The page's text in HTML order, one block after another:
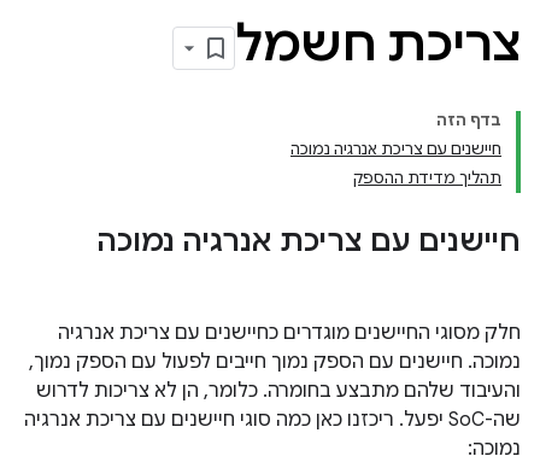
צריכת חשמל
בדף הזה
חיישנים עם צריכת אנרגיה נמוכה
תהליך מדידת ההספק
חיישנים עם צריכת אנרגיה נמוכה
חלק מסוגי החיישנים מוגדרים כחיישנים עם צריכת אנרגיה
נמוכה. חיישנים עם הספק נמוך חייבים לפעול עם הספק נמוך,
והעיבוד שלהם מתבצע בחומרה. כלומר, הן לא צריכות לדרוש
שה-SoC יפעל. ריכזנו כאן כמה סוגי חיישנים עם צריכת אנרגיה
נמוכה: